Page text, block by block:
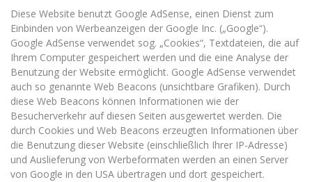
Diese Website benutzt Google AdSense, einen Dienst zum
Einbinden von Werbeanzeigen der Google Inc. („Google“).
Google AdSense verwendet sog. „Cookies“, Textdateien, die auf
Ihrem Computer gespeichert werden und die eine Analyse der
Benutzung der Website ermöglicht. Google AdSense verwendet
auch so genannte Web Beacons (unsichtbare Grafiken). Durch
diese Web Beacons können Informationen wie der
Besucherverkehr auf diesen Seiten ausgewertet werden. Die
durch Cookies und Web Beacons erzeugten Informationen über
die Benutzung dieser Website (einschließlich Ihrer IP-Adresse)
und Auslieferung von Werbeformaten werden an einen Server
von Google in den USA übertragen und dort gespeichert.